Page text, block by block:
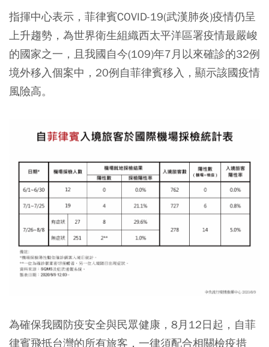
指揮中心表示，菲律賓COVID-19(武漢肺炎)疫情仍呈
上升趨勢，為世界衛生組織西太平洋區署疫情最嚴峻
的國家之一，且我國自今(109)年7月以來確診的32例
境外移入個案中，20例自菲律賓移入，顯示該國疫情
風險高。
為確保我國防疫安全與民眾健康，8月12日起，自菲
律賓飛抵台灣的所有旅客，一律須配合相關檢疫措